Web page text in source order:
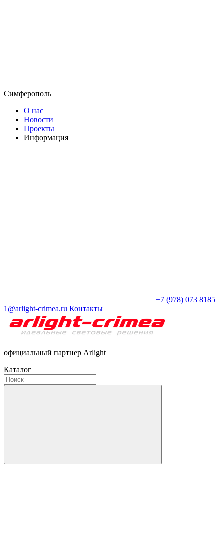
Симферополь
О нас
Новости
Проекты
Информация
+7 (978) 073 8185
1@arlight-crimea.ru Контакты
официальный партнер Arlight
Каталог